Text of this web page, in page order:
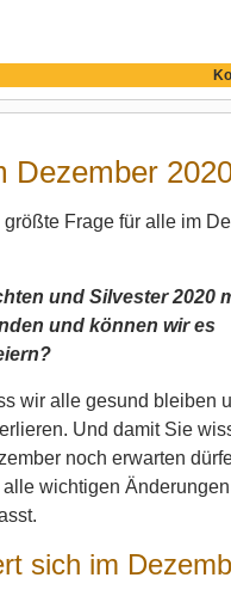
Dezember
Frage für alle im
und Silvester 2020
und können wir es
wir alle gesund bleiben
Und damit Sie
noch erwarten
wichtigen
sich im